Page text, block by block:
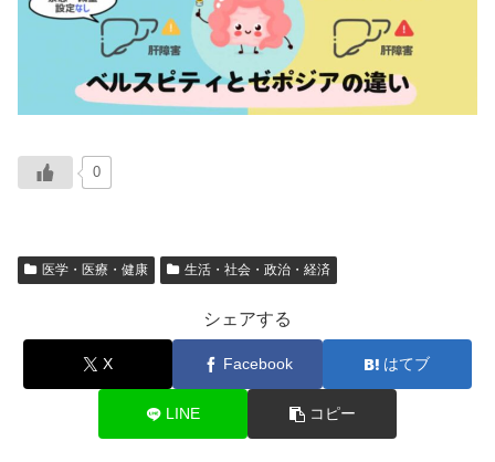
0
医学・医療・健康 生活・社会・政治・経済
シェアする
X Facebook はてブ
LINE コピー